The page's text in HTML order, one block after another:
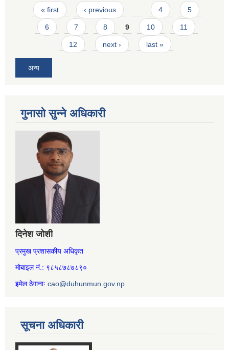
Pages
« first ‹ previous 4 5
6 7 8 9 10 11
12 next › last »
अन्य
गुनासो सुन्ने अधिकारी
दिनेश जोशी
प्रमुख प्रशासकीय अधिकृत
मोबाइल नं.: ९८५८७८७८९०
इमेल ठेगानाः cao@duhunmun.gov.np
सूचना अधिकारी